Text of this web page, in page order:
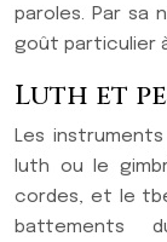
paroles. Par sa
goût particulier
Luth et
Les
luth ou le
cordes, et le
battements